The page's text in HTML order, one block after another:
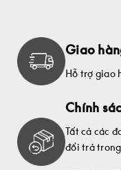
Giao
Hỗ trợ giao
Chính
Tất cả các
đổi trả